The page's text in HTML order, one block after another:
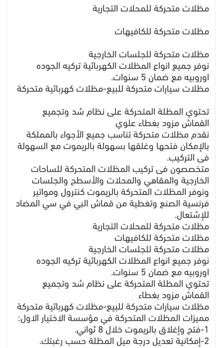
مظلات متحركة للمحلات التجارية
مظلات متحركة للكافيهات
مظلات متحركة للجلسات الخارجية
نوفر جميع انواع المظلات الكهربائية تركيه الجوده
اوروبيه مع ضمان 5 سنوات.
مظلات سيارات متحركة للبيع-مظلات كهربائية متحركة
تحتوي المظلة المتحركة على نظام شد وتجميع
القماش مزود بغطاء علوي
نقدم مظلات متحركة تناسب جميع الأجواء بالمملكة
بالإمكان فتحها وغلقها بسهولة بالريموت مع السهولة
فى التركيب.
متخصصون فى تركيب المظلات المتحركة للساحات
الخارجية والمقاهي والمحلات والأسطح والجلسات
ونوفر المظلات المتحركة بالريموت كنترول ومواتير
فرنسية الصنع وتغطية من قماش البي في سي المضاد
للإشتعال.
مظلات متحركة للمحلات التجارية
مظلات متحركة للكافيهات
مظلات متحركة للجلسات الخارجية
نوفر جميع انواع المظلات الكهربائية تركيه الجوده
اوروبيه مع ضمان 5 سنوات.
تحتوي المظلة المتحركة على نظام شد وتجميع
القماش مزود بغطاء
مظلات سيارات متحركة للبيع-مظلات كهربائية متحركة
مميزات المظلات المتحركة في مؤسسة الاختيار الاول:
1-فتح وإغلاق بالريموت خلال 8 ثواني.
2-إمكانية تعديل درجة ميل المظلة حسب رغبتك.